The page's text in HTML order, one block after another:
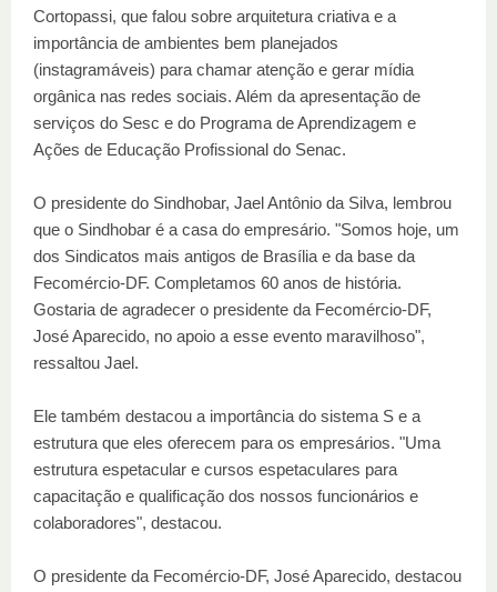
Cortopassi, que falou sobre arquitetura criativa e a
importância de ambientes bem planejados
(instagramáveis) para chamar atenção e gerar mídia
orgânica nas redes sociais. Além da apresentação de
serviços do Sesc e do Programa de Aprendizagem e
Ações de Educação Profissional do Senac.
O presidente do Sindhobar, Jael Antônio da Silva, lembrou
que o Sindhobar é a casa do empresário. "Somos hoje, um
dos Sindicatos mais antigos de Brasília e da base da
Fecomércio-DF. Completamos 60 anos de história.
Gostaria de agradecer o presidente da Fecomércio-DF,
José Aparecido, no apoio a esse evento maravilhoso",
ressaltou Jael.
Ele também destacou a importância do sistema S e a
estrutura que eles oferecem para os empresários. "Uma
estrutura espetacular e cursos espetaculares para
capacitação e qualificação dos nossos funcionários e
colaboradores", destacou.
O presidente da Fecomércio-DF, José Aparecido, destacou